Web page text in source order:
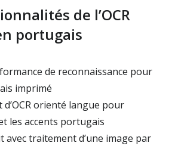
de l’OCR
portugais
de reconnaissance pour
imprimé
orienté langue pour
les accents portugais
avec traitement d’une image par